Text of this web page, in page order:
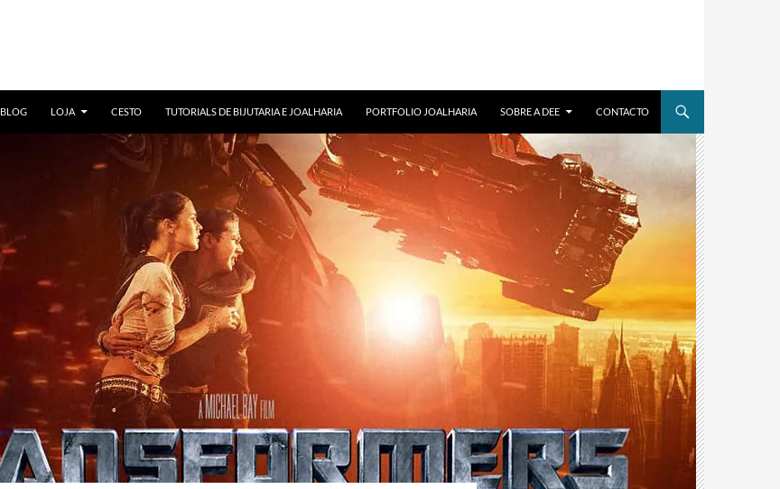
BLOG LOJA CESTO TUTORIALS DE BIJUTARIA E JOALHARIA PORTFOLIO JOALHARIA SOBRE A DEE CONTACTO